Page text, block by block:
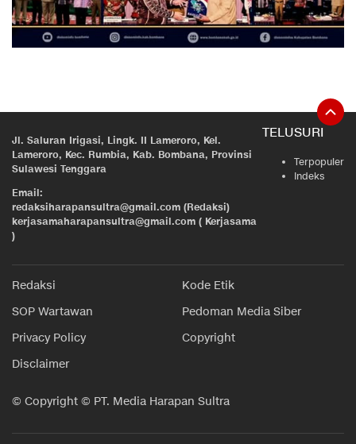
Jl. Saluran Irigasi, Lingk. II Lameroro, Kel.
Lameroro, Kec. Rumbia, Kab. Bombana, Provinsi
Sulawesi Tenggara
Email:
redaksiharapansultra@gmail.com (Redaksi)
kerjasamaharapansultra@gmail.com ( Kerjasama
)
TELUSURI
Terpopuler
Indeks
Redaksi
Kode Etik
SOP Wartawan
Pedoman Media Siber
Privacy Policy
Copyright
Disclaimer
© Copyright © PT. Media Harapan Sultra